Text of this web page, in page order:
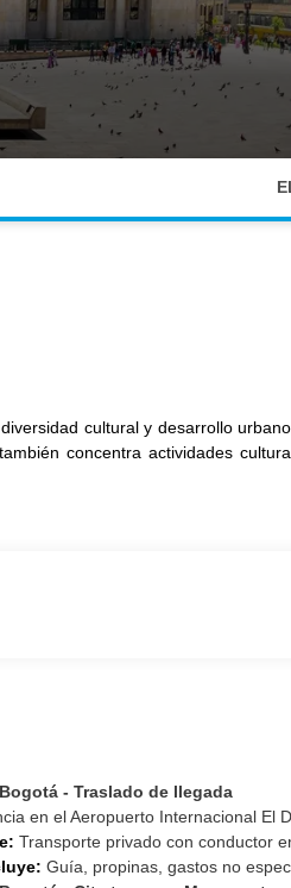
cultural y desarrollo
concentra actividades
- Traslado de llegada
en el Aeropuerto Internacional El
Transporte privado con conductor
Guía, propinas, gastos no